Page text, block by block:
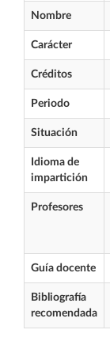
Nombre
Carácter
Créditos
Periodo
Situación
Idioma de
impartición
Profesores
Guía docente
Bibliografía
recomendada